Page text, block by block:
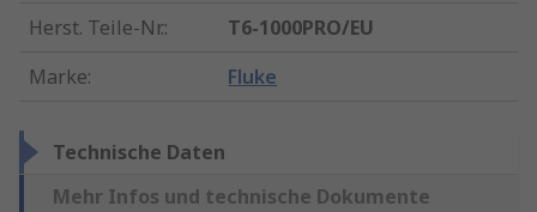
Herst. Teile-Nr.:
T6-1000PRO/EU
Marke: Fluke
Technische Daten
Mehr Infos und technische Dokumente